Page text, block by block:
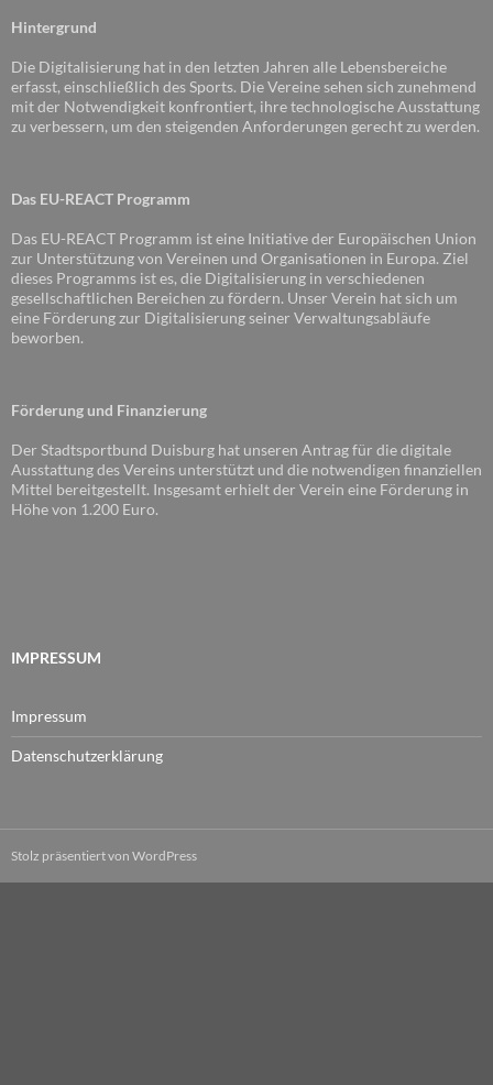
Hintergrund
Die Digitalisierung hat in den letzten Jahren alle Lebensbereiche
erfasst, einschließlich des Sports. Die Vereine sehen sich zunehmend
mit der Notwendigkeit konfrontiert, ihre technologische Ausstattung
zu verbessern, um den steigenden Anforderungen gerecht zu werden.
Das EU-REACT Programm
Das EU-REACT Programm ist eine Initiative der Europäischen Union
zur Unterstützung von Vereinen und Organisationen in Europa. Ziel
dieses Programms ist es, die Digitalisierung in verschiedenen
gesellschaftlichen Bereichen zu fördern. Unser Verein hat sich um
eine Förderung zur Digitalisierung seiner Verwaltungsabläufe
beworben.
Förderung und Finanzierung
Der Stadtsportbund Duisburg hat unseren Antrag für die digitale
Ausstattung des Vereins unterstützt und die notwendigen finanziellen
Mittel bereitgestellt. Insgesamt erhielt der Verein eine Förderung in
Höhe von 1.200 Euro.
IMPRESSUM
Impressum
Datenschutzerklärung
Stolz präsentiert von WordPress